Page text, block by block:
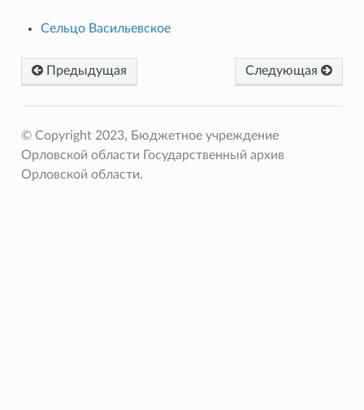
Сельцо Васильевское
Предыдущая Следующая
© Copyright 2023, Бюджетное учреждение
Орловской области Государственный архив
Орловской области.